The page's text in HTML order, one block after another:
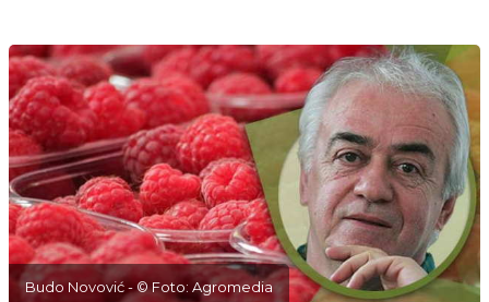
Budo Novović - © Foto: Agromedia